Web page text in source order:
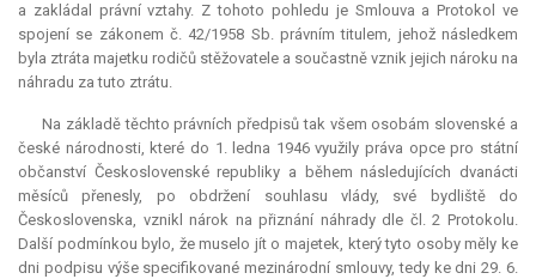
a zakládal právní vztahy. Z tohoto pohledu je Smlouva a Protokol ve
spojení se zákonem č. 42/1958 Sb. právním titulem, jehož následkem
byla ztráta majetku rodičů stěžovatele a součastně vznik jejich nároku na
náhradu za tuto ztrátu.
Na základě těchto právních předpisů tak všem osobám slovenské a
české národnosti, které do 1. ledna 1946 využily práva opcepro státní
občanství Československé republiky a během následujících dvanácti
měsíců přenesly, po obdržení souhlasu vlády, své bydliště do
Československa, vznikl nárok na přiznání náhrady dle čl. 2 Protokolu.
Další podmínkou bylo, že muselo jít o majetek, který tyto osoby měly ke
dni podpisu výše specifikované mezinárodní smlouvy, tedy ke dni 29. 6.